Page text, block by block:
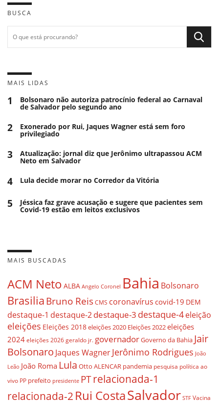
BUSCA
MAIS LIDAS
1 Bolsonaro não autoriza patrocínio federal ao Carnaval
de Salvador pelo segundo ano
2 Exonerado por Rui, Jaques Wagner está sem foro
privilegiado
3 Atualização: jornal diz que Jerônimo ultrapassou ACM
Neto em Salvador
4 Lula decide morar no Corredor da Vitória
5 Jéssica faz grave acusação e sugere que pacientes sem
Covid-19 estão em leitos exclusivos
MAIS BUSCADAS
ACM Neto ALBA Angelo Coronel Bahia Bolsonaro
BrasiliaBruno ReisCMS coronavírus covid-19 DEM
destaque-1 destaque-2destaque-3 destaque-4eleição
eleições Eleições 2018eleições 2020 Eleições 2022eleições
2024 eleições 2026 geraldo jr. governadorGoverno da Bahia Jair
Bolsonaro Jaques WagnerJerônimo Rodrigues João
Leão João Roma Lula Otto ALENCAR pandemia pesquisa política ao
vivo PP prefeito presidente PTrelacionada-1
relacionada-2 Rui CostaSalvador STF Vacina